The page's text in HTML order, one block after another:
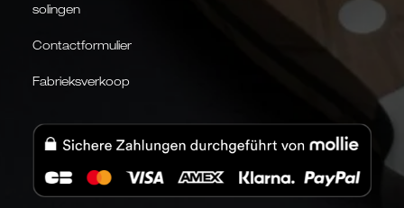
solingen
Contactformulier
Fabrieksverkoop